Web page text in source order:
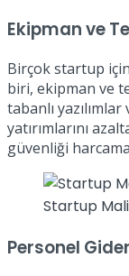
Ekipman ve
Birçok startup
biri, ekipman ve
tabanlı
yatırımlarını
güvenliği
Startup
Personel